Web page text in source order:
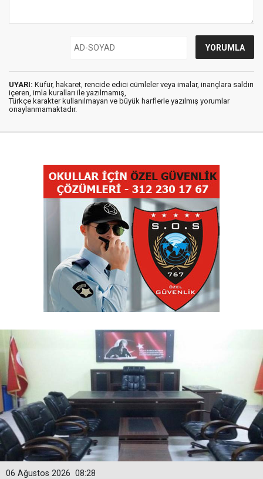
UYARI: Küfür, hakaret, rencide edici cümleler veya imalar, inançlara saldırı
içeren, imla kuralları ile yazılmamış,
Türkçe karakter kullanılmayan ve büyük harflerle yazılmış yorumlar
onaylanmamaktadır.
08:28
06 Ağustos 2026